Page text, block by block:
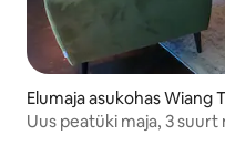
Elumaja asukohas Wiang
Uus peatüki maja, 3